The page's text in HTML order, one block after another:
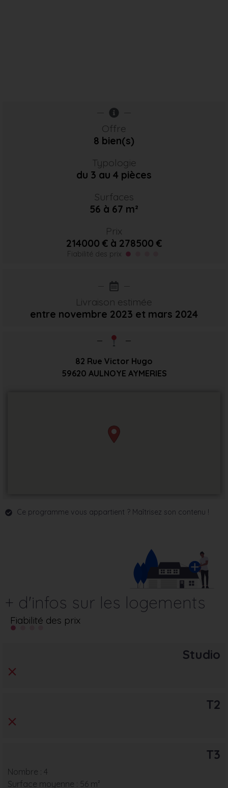
Offre
8 bien(s)
Typologie
du 3 au 4 pièces
Surfaces
56 à 67 m²
Prix
214000 € à 278500 €
Fiabilité des prix
Livraison estimée
entre novembre 2023 et mars 2024
82 Rue Victor Hugo
59620 AULNOYE AYMERIES
Ce programme vous appartient ? Maîtrisez son contenu !
+ d'infos sur les logements
Fiabilité des prix
Studio
T2
T3
Nombre : 4
Surface moyenne : 56 m²